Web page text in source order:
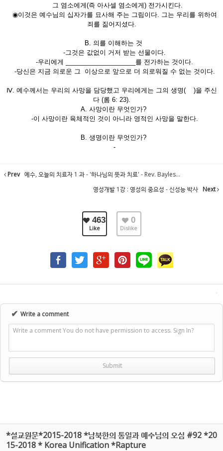
그 염소에게(즉 아사셀 염소에게) 전가시킨다.
◉이것은 예수님의 십자가를 묘사해 주는 그림이다. 그는 우리를 위하여
죄를 짊어지셨다.
B. 의를 이해하는 것
-그것은 값없이 거저 받는 선물이다.
-우리에게 ____________________를 전가하는 것이다.
-당신은 지금 의로운 그 이상으로 앞으로 더 의로워질 수 없는 것이다.
Ⅳ. 예수께서는 우리의 사망을 담당했고 우리에게는 그의 생명( )을 주신
다 (롬 6: 23).
A. 사망이란 무엇인가?
-이 사망이란 육체적인 것이 아니라 영적인 사망을 말한다.
B. 생명이란 무엇인가?
-
Prev 예수, 오늘의 치료자 1 과 - '하나님의 뜻과 치료' - Rev. Bayles...
영성개발 1강 : 영성의 중요성 - 신성능 박사 Next
463
Like
0
Dislike
✔ Write a comment
Write a comment You do not have permission to access. Sign In?
*설교원문*2015-2018 *남북한의 통일과 예수님의 오심 #92 *20
15-2018 * Korea Unification *Rapture